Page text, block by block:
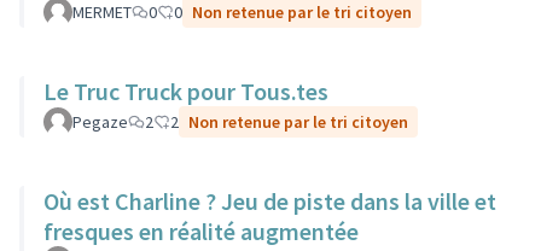
MERMET 0 0 Non retenue par le tri citoyen
Le Truc Truck pour Tous.tes
Pegaze 2 2 Non retenue par le tri citoyen
Où est Charline ? Jeu de piste dans la ville et
fresques en réalité augmentée